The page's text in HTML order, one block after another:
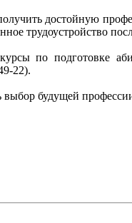
достойную
трудоустройство
по подготовке
22).
будущей